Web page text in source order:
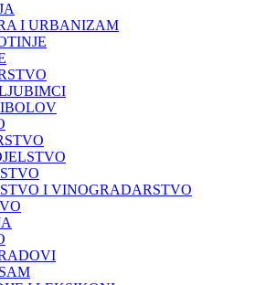
I URBANIZAM
I VINOGRADARSTVO